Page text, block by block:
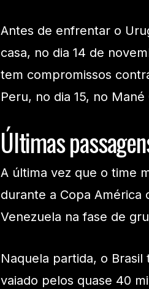
Antes de enfrentar o
casa, no dia 14 de
tem compromissos
Peru, no dia 15, no
Últimas
A última vez que o time
durante a Copa América
Venezuela na fase de
Naquela partida, o
vaiado pelos quase 40